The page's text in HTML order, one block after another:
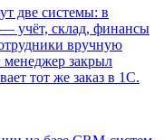
две системы: в
учёт, склад, финансы
вручную
менеджер закрыл
тот же заказ в 1С.